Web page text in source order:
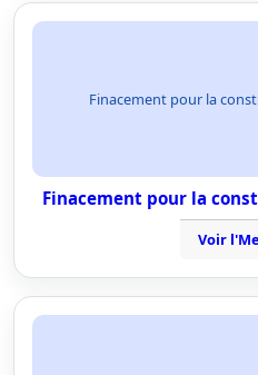
Finacement pour la
Finacement pour la
Voir